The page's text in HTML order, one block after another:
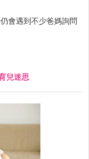
會遇到不少爸媽詢問
兒迷思